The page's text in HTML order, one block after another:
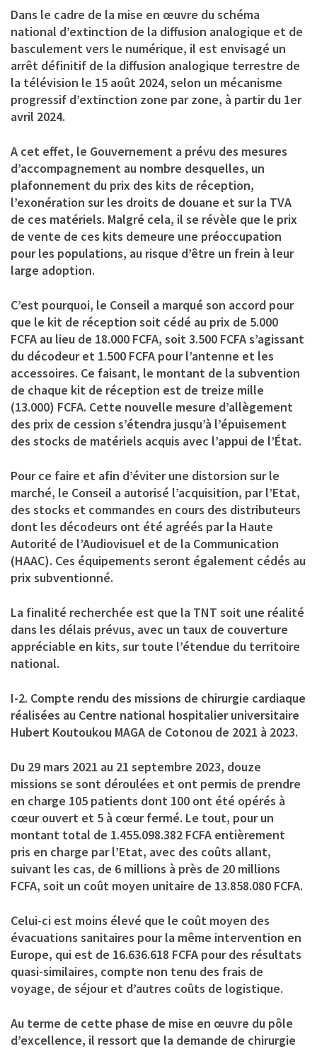
Dans le cadre de la mise en œuvre du schéma
national d’extinction de la diffusion analogique et de
basculement vers le numérique, il est envisagé un
arrêt définitif de la diffusion analogique terrestre de
la télévision le 15 août 2024, selon un mécanisme
progressif d’extinction zone par zone, à partir du 1er
avril 2024.
A cet effet, le Gouvernement a prévu des mesures
d’accompagnement au nombre desquelles, un
plafonnement du prix des kits de réception,
l’exonération sur les droits de douane et sur la TVA
de ces matériels. Malgré cela, il se révèle que le prix
de vente de ces kits demeure une préoccupation
pour les populations, au risque d’être un frein à leur
large adoption.
C’est pourquoi, le Conseil a marqué son accord pour
que le kit de réception soit cédé au prix de 5.000
FCFA au lieu de 18.000 FCFA, soit 3.500 FCFA s’agissant
du décodeur et 1.500 FCFA pour l’antenne et les
accessoires. Ce faisant, le montant de la subvention
de chaque kit de réception est de treize mille
(13.000) FCFA. Cette nouvelle mesure d’allègement
des prix de cession s’étendra jusqu’à l’épuisement
des stocks de matériels acquis avec l’appui de l’État.
Pour ce faire et afin d’éviter une distorsion sur le
marché, le Conseil a autorisé l’acquisition, par l’Etat,
des stocks et commandes en cours des distributeurs
dont les décodeurs ont été agréés par la Haute
Autorité de l’Audiovisuel et de la Communication
(HAAC). Ces équipements seront également cédés au
prix subventionné.
La finalité recherchée est que la TNT soit une réalité
dans les délais prévus, avec un taux de couverture
appréciable en kits, sur toute l’étendue du territoire
national.
I-2. Compte rendu des missions de chirurgie cardiaque
réalisées au Centre national hospitalier universitaire
Hubert Koutoukou MAGA de Cotonou de 2021 à 2023.
Du 29 mars 2021 au 21 septembre 2023, douze
missions se sont déroulées et ont permis de prendre
en charge 105 patients dont 100 ont été opérés à
cœur ouvert et 5 à cœur fermé. Le tout, pour un
montant total de 1.455.098.382 FCFA entièrement
pris en charge par l’Etat, avec des coûts allant,
suivant les cas, de 6 millions à près de 20 millions
FCFA, soit un coût moyen unitaire de 13.858.080 FCFA.
Celui-ci est moins élevé que le coût moyen des
évacuations sanitaires pour la même intervention en
Europe, qui est de 16.636.618 FCFA pour des résultats
quasi-similaires, compte non tenu des frais de
voyage, de séjour et d’autres coûts de logistique.
Au terme de cette phase de mise en œuvre du pôle
d’excellence, il ressort que la demande de chirurgie